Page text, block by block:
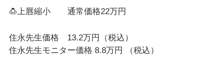
🍮上唇縮小 通常価格22万円
住永先生価格 13.2万円（税込）
住永先生モニター価格 8.8万円 （税込）